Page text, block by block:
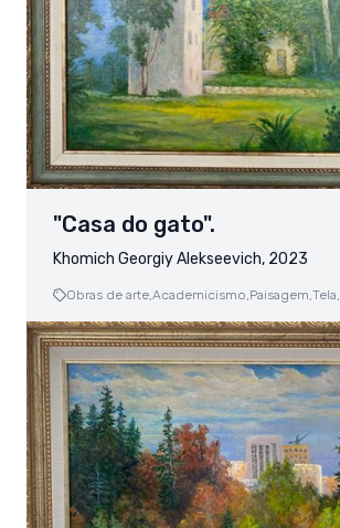
"Casa do gato".
Khomich Georgiy Alekseevich, 2023
Obras de arte,Academicismo,Paisagem,Tela,